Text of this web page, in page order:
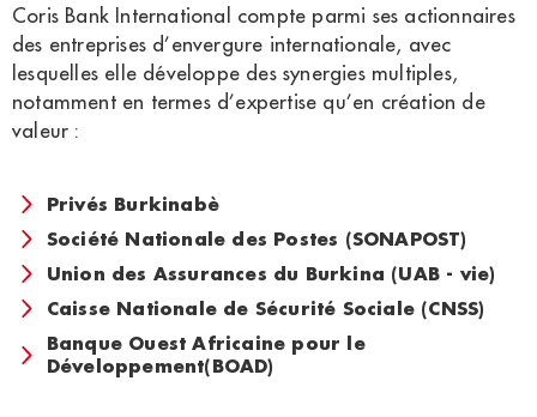
Coris Bank International compte parmi ses actionnaires
des entreprises d’envergure internationale, avec
lesquelles elle développe des synergies multiples,
notamment en termes d’expertise qu’en création de
valeur :
Privés Burkinabè
Société Nationale des Postes (SONAPOST)
Union des Assurances du Burkina (UAB - vie)
Caisse Nationale de Sécurité Sociale (CNSS)
Banque Ouest Africaine pour le
Développement(BOAD)